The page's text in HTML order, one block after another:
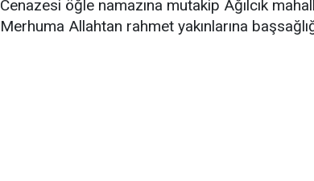
Cenazesi öğle namazına mutakip Ağılcık
Merhuma Allahtan rahmet yakınlarına